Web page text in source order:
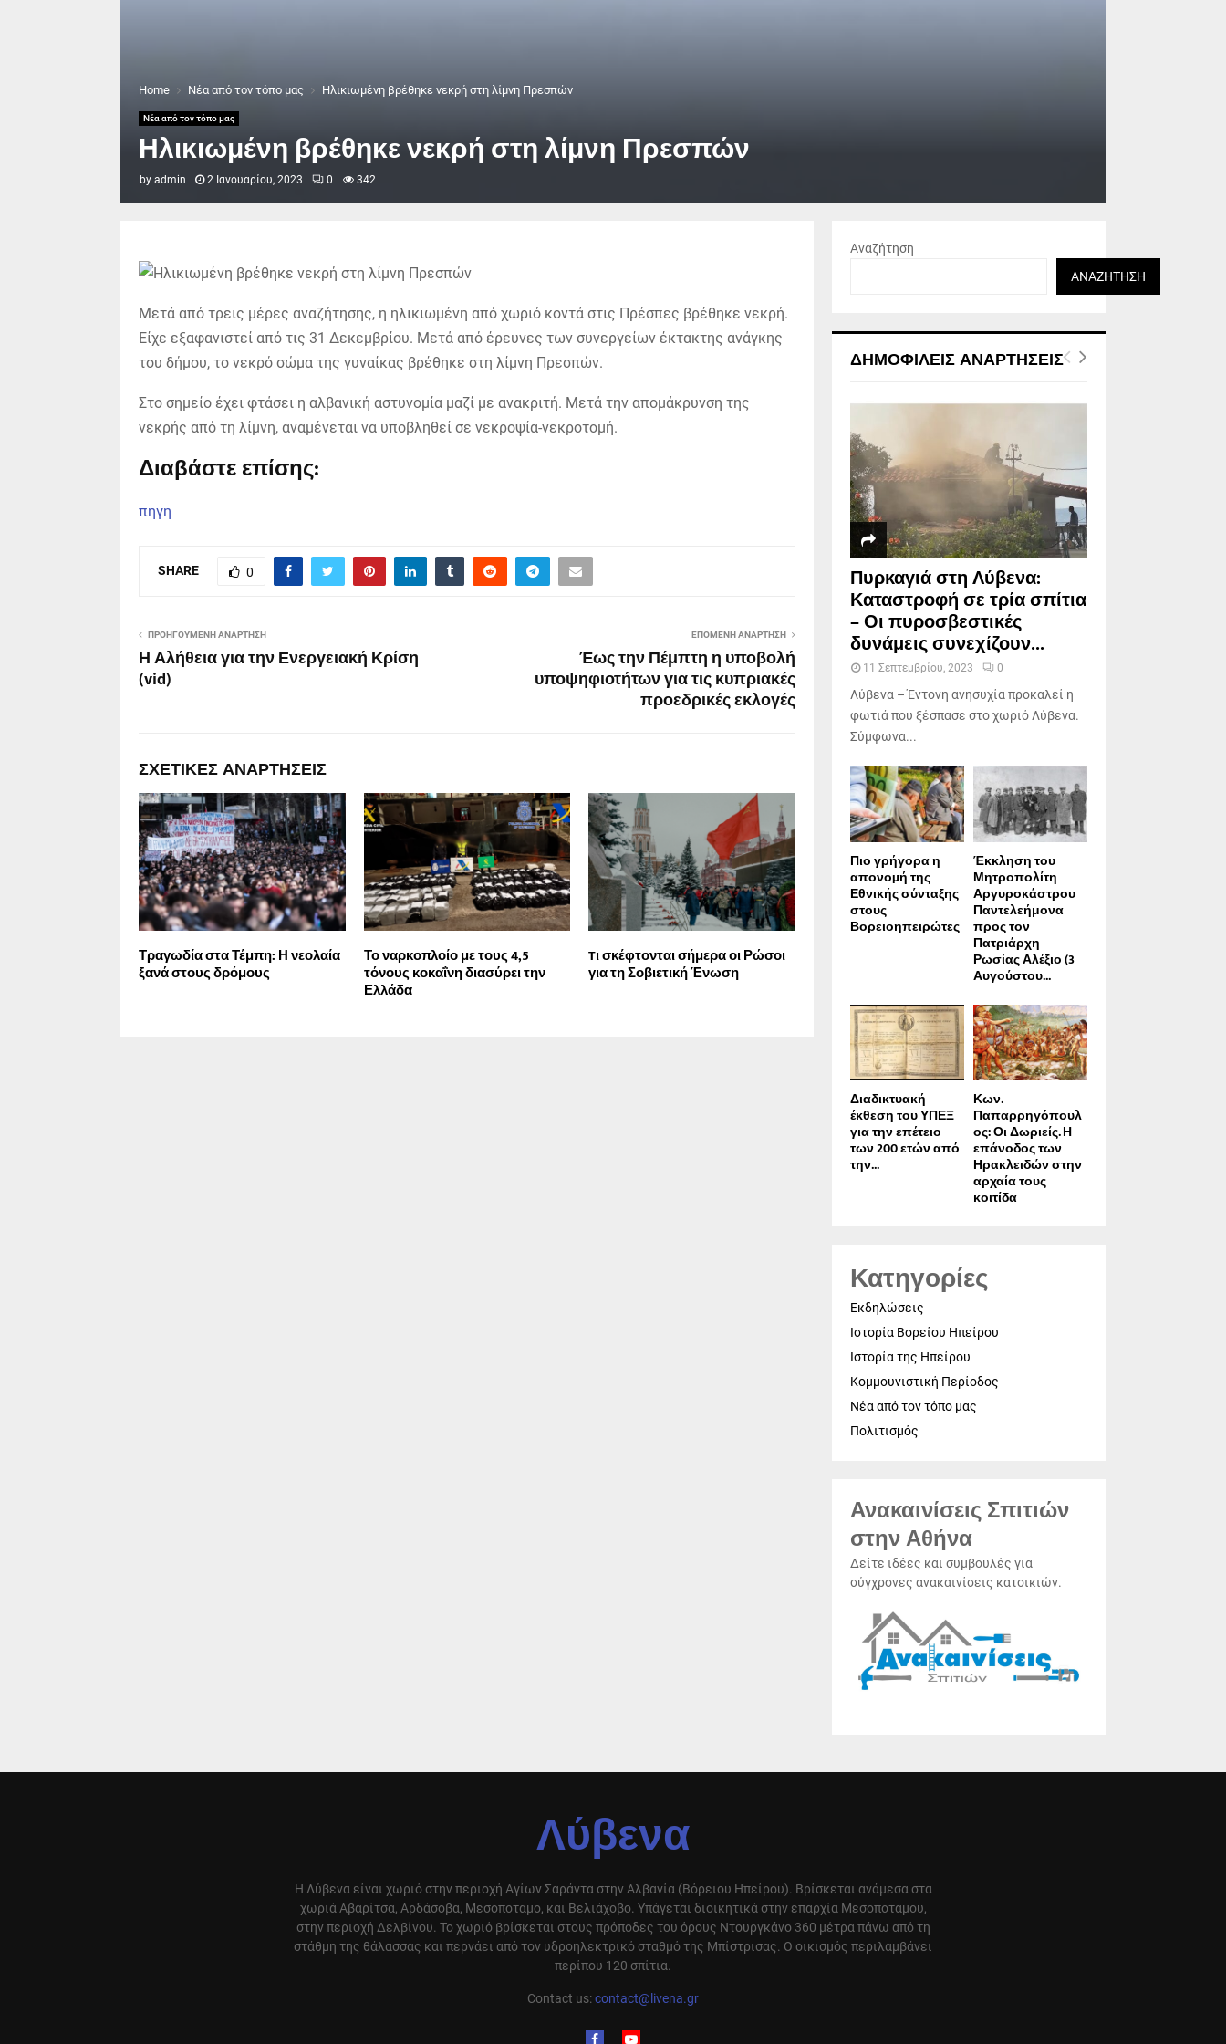
Home Νέα από τον τόπο μας Ηλικιωμένη βρέθηκε νεκρή στη λίμνη Πρεσπών
Νέα από τον τόπο μας
Ηλικιωμένη βρέθηκε νεκρή στη λίμνη Πρεσπών
by admin 2 Ιανουαρίου, 2023 0 342
Μετά από τρεις μέρες αναζήτησης, η ηλικιωμένη από χωριό κοντά στις Πρέσπες βρέθηκε νεκρή.
Είχε εξαφανιστεί από τις 31 Δεκεμβρίου. Μετά από έρευνες των συνεργείων έκτακτης ανάγκης
του δήμου, το νεκρό σώμα της γυναίκας βρέθηκε στη λίμνη Πρεσπών.
Στο σημείο έχει φτάσει η αλβανική αστυνομία μαζί με ανακριτή. Μετά την απομάκρυνση της
νεκρής από τη λίμνη, αναμένεται να υποβληθεί σε νεκροψία-νεκροτομή.
Διαβάστε επίσης:
πηγη
SHARE 0
ΠΡΟΗΓΟΎΜΕΝΗ ΑΝΆΡΤΗΣΗ
Η Αλήθεια για την Ενεργειακή Κρίση
(vid)
ΕΠΌΜΕΝΗ ΑΝΆΡΤΗΣΗ
Έως την Πέμπτη η υποβολή
υποψηφιοτήτων για τις κυπριακές
προεδρικές εκλογές
ΣΧΕΤΙΚΈΣ ΑΝΑΡΤΉΣΕΙΣ
Τραγωδία στα Τέμπη: Η νεολαία
ξανά στους δρόμους
Το ναρκοπλοίο με τους 4,5
τόνους κοκαΐνη διασύρει την
Ελλάδα
Tι σκέφτονται σήμερα οι Ρώσοι
για τη Σοβιετική Ένωση
Αναζήτηση
ΑΝΑΖΉΤΗΣΗ
ΔΗΜΟΦΙΛΕΊΣ ΑΝΑΡΤΉΣΕΙΣ
Πυρκαγιά στη Λύβενα:
Καταστροφή σε τρία σπίτια
– Οι πυροσβεστικές
δυνάμεις συνεχίζουν...
11 Σεπτεμβρίου, 2023 0
Λύβενα – Έντονη ανησυχία προκαλεί η
φωτιά που ξέσπασε στο χωριό Λύβενα.
Σύμφωνα...
Πιο γρήγορα η
απονοµή της
Εθνικής σύνταξης
στους
Βορειοηπειρώτες
Έκκληση του
Μητροπολίτη
Αργυροκάστρου
Παντελεήμονα
προς τον
Πατριάρχη
Ρωσίας Αλέξιο (3
Αυγούστου...
Διαδικτυακή
έκθεση του ΥΠΕΞ
για την επέτειο
των 200 ετών από
την...
Κων.
Παπαρρηγόπουλ
ος: Οι Δωριείς. Η
επάνοδος των
Ηρακλειδών στην
αρχαία τους
κοιτίδα
Κατηγορίες
Εκδηλώσεις
Ιστορία Βορείου Ηπείρου
Ιστορία της Ηπείρου
Κομμουνιστική Περίοδος
Νέα από τον τόπο μας
Πολιτισμός
Ανακαινίσεις Σπιτιών
στην Αθήνα
Δείτε ιδέες και συμβουλές για
σύγχρονες ανακαινίσεις κατοικιών.
Λύβενα
Η Λύβενα είναι χωριό στην περιοχή Αγίων Σαράντα στην Αλβανία (Βόρειου Ηπείρου). Βρίσκεται ανάμεσα στα
χωριά Αβαρίτσα, Αρδάσοβα, Μεσοποταμο, και Βελιάχοβο. Υπάγεται διοικητικά στην επαρχία Μεσοποταμου,
στην περιοχή Δελβίνου. Το χωριό βρίσκεται στους πρόποδες του όρους Ντουργκάνο 360 μέτρα πάνω από τη
στάθμη της θάλασσας και περνάει από τον υδροηλεκτρικό σταθμό της Μπίστρισας. Ο οικισμός περιλαμβάνει
περίπου 120 σπίτια.
Contact us:contact@livena.gr